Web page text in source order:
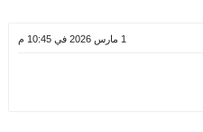
1 مارس 2026 في 10:45 م